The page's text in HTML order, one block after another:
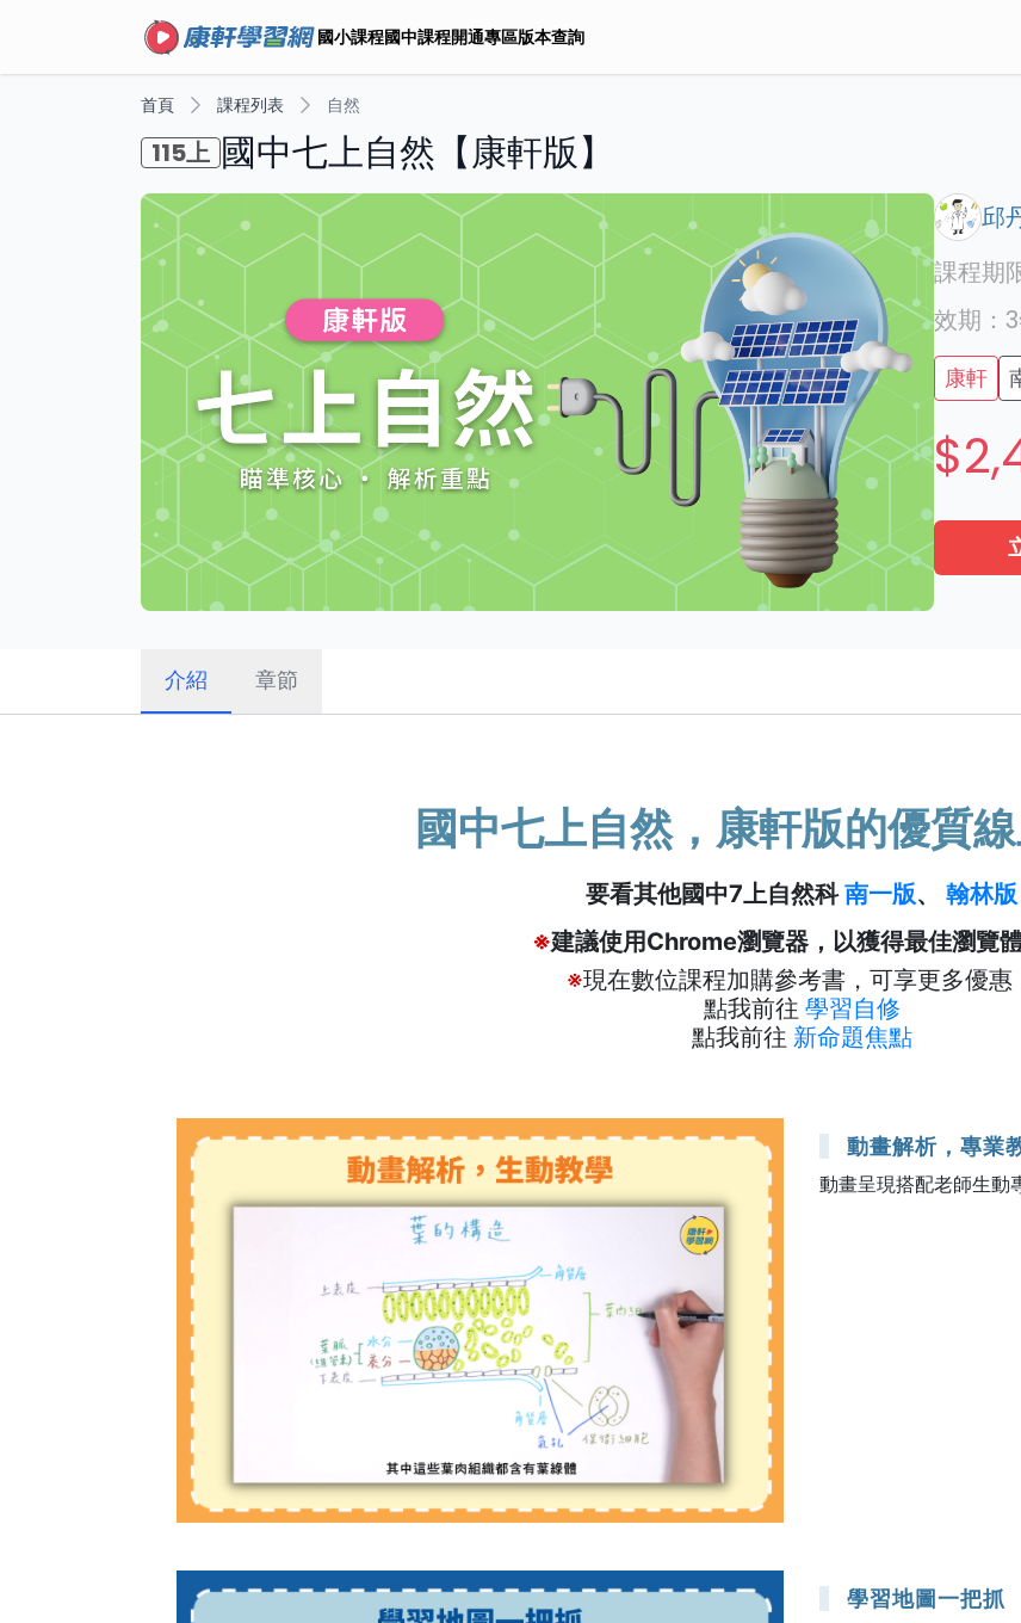
國小課程國中課程開通專區版本查詢
首頁 課程列表 自然
115上 國中七上自然【康軒版】
邱
課程期
效期：
康軒
介紹 章節
國中七上自然，康軒版的優質線
要看其他國中7上自然科南一版、 翰林版
※建議使用Chrome瀏覽器，以獲得最佳瀏覽體
※現在數位課程加購參考書，可享更多優惠
點我前往 學習自修
點我前往 新命題焦點
動畫解析，專業
動畫呈現搭配老師生動
學習地圖一把抓